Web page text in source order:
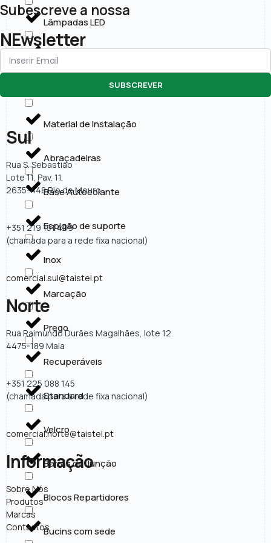
Lâmpadas LED
Painéis LED
Projectores LED
Material de Instalação
Abraçadeiras
Base Autocolante
Espigão de suporte
Inox
Marcação
Prego
Recuperáveis
Standard
Velcro
Barras de Junção
Blocos Repartidores
Bucins com sede
Subescreve a nossa
NEwsletter
SUBSCREVER
Sul
Rua S. Sebastião
Lote 11, Pav. 11,
2635-448 Rio de Mouro
+351 219 151 409
(chamada para a rede fixa nacional)
comercial.sul@taistel.pt
Norte
Rua Raimundo Durães Magalhães, lote 12
4475-189 Maia
+351 225 088 145
(chamada para a rede fixa nacional)
comercial.norte@taistel.pt
Informação
Sobre Nós
Produtos
Marcas
Contactos